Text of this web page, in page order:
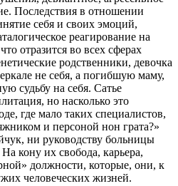
Последствия в отношении
себя и своих эмоций,
реагирование на
отразится во всех сферах
родственники, девочка
не себя, а погибшую маму,
судьбу на себя. Сатье
но насколько это
где мало таких специалистов,
и персоной нон грата?»
ни руководству больницы
кону их свобода, карьера,
должности, которые, они, к
человеческих жизней.